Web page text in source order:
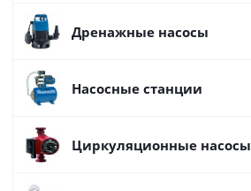
Дренажные насосы
Насосные станции
Циркуляционные насосы